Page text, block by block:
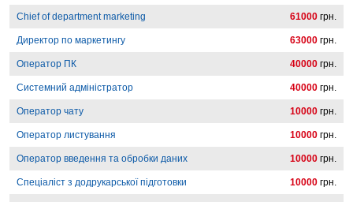
Chief of department marketing 61000 грн.
Директор по маркетингу 63000 грн.
Оператор ПК 40000 грн.
Системний адміністратор 40000 грн.
Оператор чату 10000 грн.
Оператор листування 10000 грн.
Оператор введення та обробки даних 10000 грн.
Спеціаліст з додрукарської підготовки 10000 грн.